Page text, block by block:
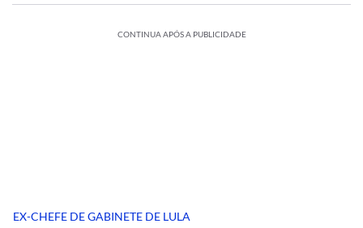
CONTINUA APÓS A PUBLICIDADE
EX-CHEFE DE GABINETE DE LULA